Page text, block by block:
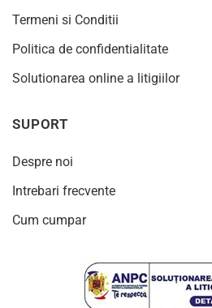
Termeni si Conditii
Politica de confidentialitate
Solutionarea online a litigiilor
SUPORT
Despre noi
Intrebari frecvente
Cum cumpar